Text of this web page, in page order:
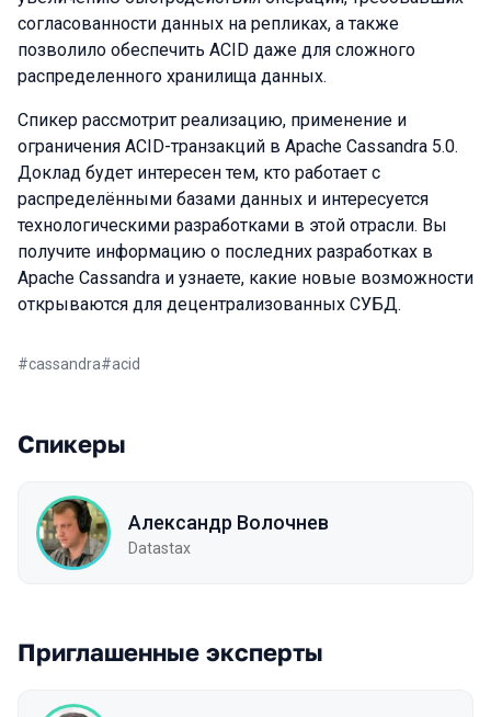
согласованности данных на репликах, а также
позволило обеспечить ACID даже для сложного
распределенного хранилища данных.
Спикер рассмотрит реализацию, применение и
ограничения ACID-транзакций в Apache Cassandra 5.0.
Доклад будет интересен тем, кто работает с
распределёнными базами данных и интересуется
технологическими разработками в этой отрасли. Вы
получите информацию о последних разработках в
Apache Cassandra и узнаете, какие новые возможности
открываются для децентрализованных СУБД.
#cassandra#acid
Спикеры
Александр Волочнев
Datastax
Приглашенные эксперты